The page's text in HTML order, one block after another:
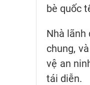
bè quốc
Nhà lãnh
chung,
vệ an
tái diễn.